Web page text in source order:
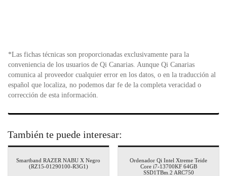
*Las fichas técnicas son proporcionadas exclusivamente para la
conveniencia de los usuarios de Qi Canarias. Aunque Qi Canarias
comunica al proveedor cualquier error en los datos, o en la traducción al
español que localiza, no podemos dar fe de la completa veracidad o
corrección de esta información.
También te puede interesar:
Smartband RAZER NABU X Negro
(RZ15-01290100-R3G1)
Ordenador Qi Intel Xtreme Teide
Core i7-13700KF 64GB
SSD1TBm.2 ARC750